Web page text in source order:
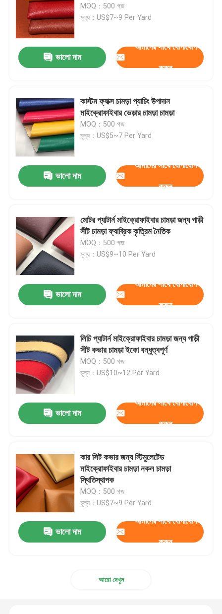
MOQ：500 গজ
মূল্য：US$7~9 Per Yard
ভালো দাম
আমাদের সাথে যোগাযোগ
করুন
কাস্টম ফ্যাক্স চামড়া প্যাচিং উপাদান
মাইক্রোফাইবার ভেড়ার চামড়া চামড়া
MOQ：500 গজ
মূল্য：US$5~7 Per Yard
ভালো দাম
আমাদের সাথে যোগাযোগ
করুন
মোটর প্যাটার্ন মাইক্রোফাইবার চামড়া জন্য গাড়ী
সীট চামড়া ফ্যাব্রিক কৃত্রিম নৈতিক
MOQ：500 গজ
মূল্য：US$9~10 Per Yard
ভালো দাম
আমাদের সাথে যোগাযোগ
করুন
লিচি প্যাটার্ন মাইক্রোফাইবার চামড়া জন্য গাড়ী
সীট কভার চামড়া ইকো বন্ধুত্বপূর্ণ
MOQ：500 গজ
মূল্য：US$10~12 Per Yard
ভালো দাম
আমাদের সাথে যোগাযোগ
করুন
কার সিট কভার জন্য স্টিমুলেটেড
মাইক্রোফাইবার চামড়া নকল চামড়া
স্থিতিস্থাপক
MOQ：500 গজ
মূল্য：US$7~9 Per Yard
ভালো দাম
আমাদের সাথে যোগাযোগ
করুন
আরো দেখুন